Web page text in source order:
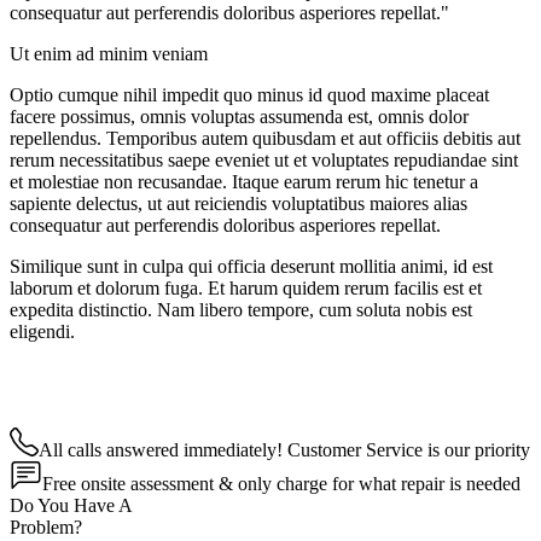
consequatur aut perferendis doloribus asperiores repellat."
Ut enim ad minim veniam
Optio cumque nihil impedit quo minus id quod maxime placeat
facere possimus, omnis voluptas assumenda est, omnis dolor
repellendus. Temporibus autem quibusdam et aut officiis debitis aut
rerum necessitatibus saepe eveniet ut et voluptates repudiandae sint
et molestiae non recusandae. Itaque earum rerum hic tenetur a
sapiente delectus, ut aut reiciendis voluptatibus maiores alias
consequatur aut perferendis doloribus asperiores repellat.
Similique sunt in culpa qui officia deserunt mollitia animi, id est
laborum et dolorum fuga. Et harum quidem rerum facilis est et
expedita distinctio. Nam libero tempore, cum soluta nobis est
eligendi.
All calls answered immediately! Customer Service is our priority
Free onsite assessment & only charge for what repair is needed
Do You Have A
Problem?